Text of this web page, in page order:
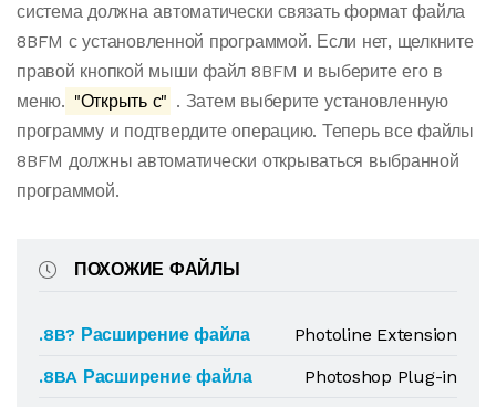
система должна автоматически связать формат файла
8BFM с установленной программой. Если нет, щелкните
правой кнопкой мыши файл 8BFM и выберите его в
меню. "Открыть с" . Затем выберите установленную
программу и подтвердите операцию. Теперь все файлы
8BFM должны автоматически открываться выбранной
программой.
ПОХОЖИЕ ФАЙЛЫ
.8B? Расширение файла
Photoline Extension
.8BA Расширение файла
Photoshop Plug-in